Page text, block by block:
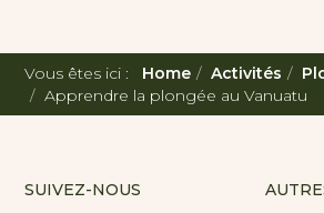
Vous êtes ici : Home Activités
Apprendre la plongée au Vanuatu
SUIVEZ-NOUS